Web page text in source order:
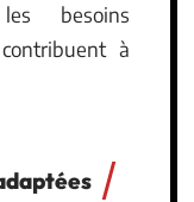
besoins
à